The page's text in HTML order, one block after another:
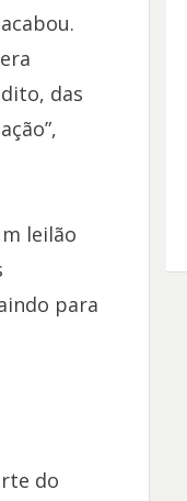
das
leilão
para
do